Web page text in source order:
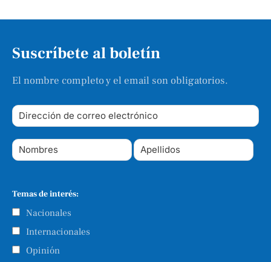
Suscríbete al boletín
El nombre completo y el email son obligatorios.
Temas de interés:
Nacionales
Internacionales
Opinión